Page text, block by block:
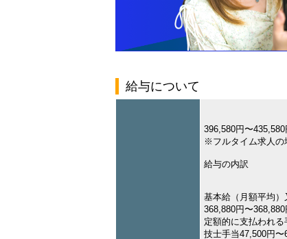
給与について
396,580円〜435,580
※フルタイム求人の
給与の内訳
基本給（月額平均）
368,880円〜368,880
定額的に支払われる
技士手当47,500円〜